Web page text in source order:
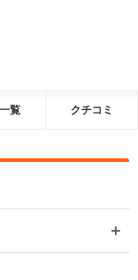
覧 クチコミ